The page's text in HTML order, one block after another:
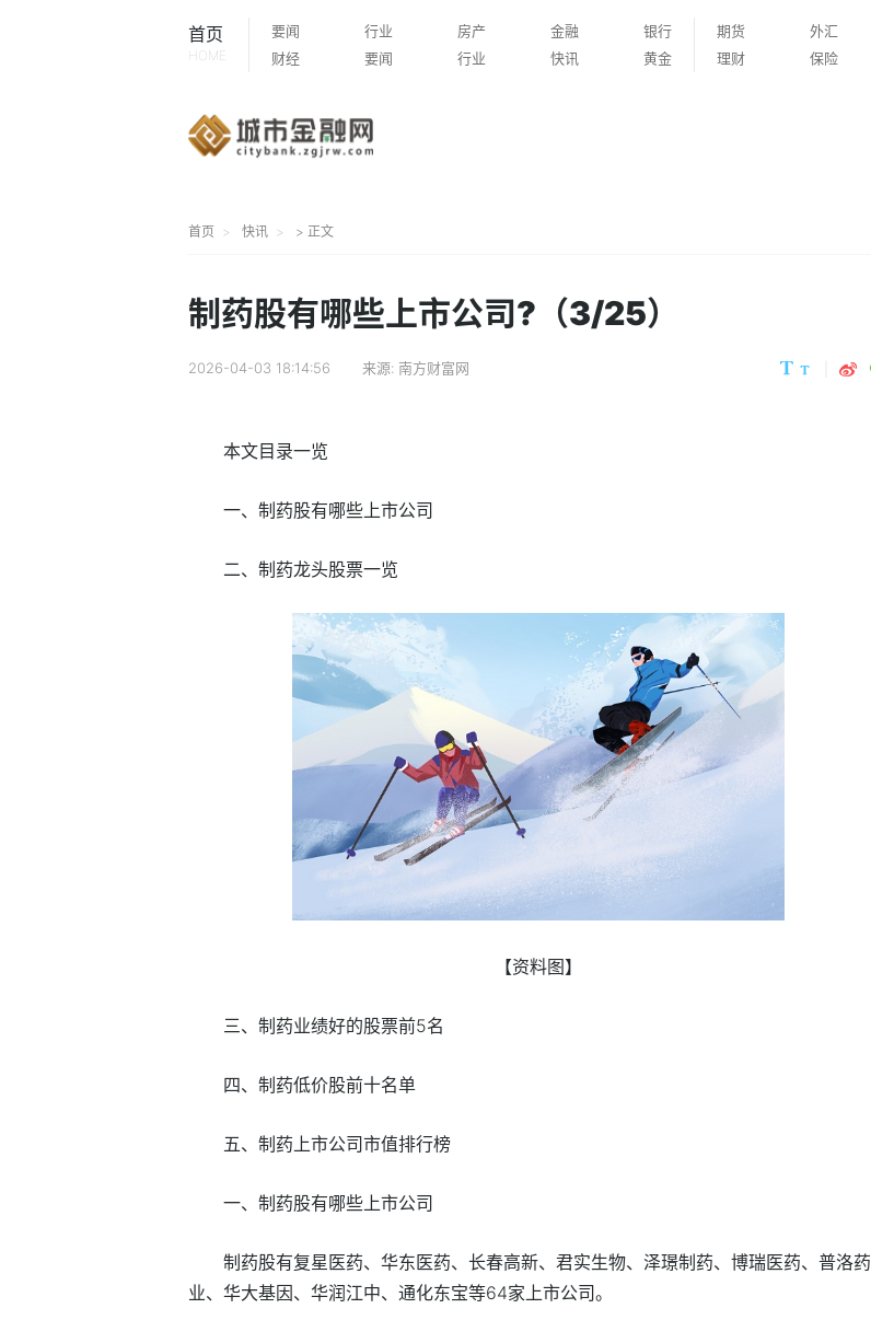
首页
HOME
要闻 行业 房产 金融
银行
财经
要闻 行业 快讯 黄金
期货 外汇
理财
保险
首页 快讯 > 正文
制药股有哪些上市公司?（3/25）
2026-04-03 18:14:56 来源: 南方财富网
本文目录一览
一、制药股有哪些上市公司
二、制药龙头股票一览
【资料图】
三、制药业绩好的股票前5名
四、制药低价股前十名单
五、制药上市公司市值排行榜
一、制药股有哪些上市公司
制药股有复星医药、华东医药、长春高新、君实生物、泽璟制药、博瑞医药、普洛药
业、华大基因、华润江中、通化东宝等64家上市公司。